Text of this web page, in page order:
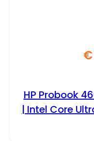
€
HP Probook
| Intel Core